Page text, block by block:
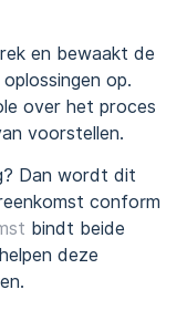
en bewaakt de
op.
over het proces
voorstellen.
Dan wordt dit
conform
bindt beide
deze